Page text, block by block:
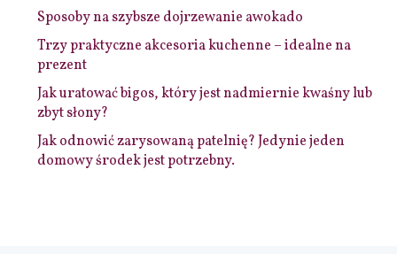
Sposoby na szybsze dojrzewanie awokado
Trzy praktyczne akcesoria kuchenne – idealne na
prezent
Jak uratować bigos, który jest nadmiernie kwaśny lub
zbyt słony?
Jak odnowić zarysowaną patelnię? Jedynie jeden
domowy środek jest potrzebny.